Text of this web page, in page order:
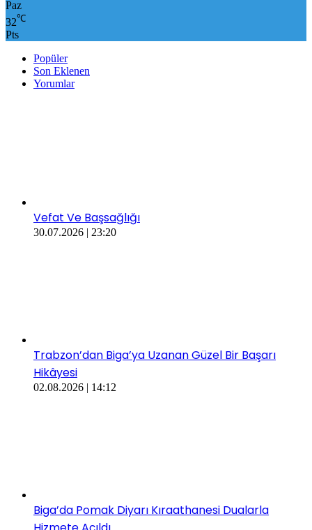
Paz
32℃
Pts
Popüler
Son Eklenen
Yorumlar
Vefat Ve Başsağlığı
30.07.2026 | 23:20
Trabzon’dan Biga’ya Uzanan Güzel Bir Başarı
Hikâyesi
02.08.2026 | 14:12
Biga’da Pomak Diyarı Kıraathanesi Dualarla